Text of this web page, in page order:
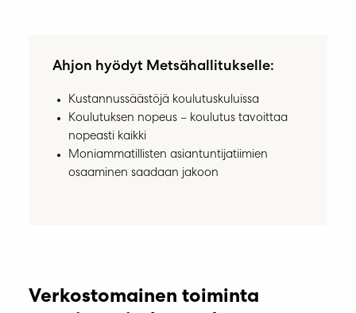
Ahjon hyödyt Metsähallitukselle:
Kustannussäästöjä koulutuskuluissa
Koulutuksen nopeus – koulutus tavoittaa
nopeasti kaikki
Moniammatillisten asiantuntijatiimien
osaaminen saadaan jakoon
Verkostomainen toiminta